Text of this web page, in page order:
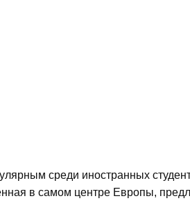
среди иностранных
в самом центре Европы,